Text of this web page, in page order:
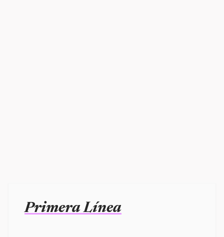
Primera Línea